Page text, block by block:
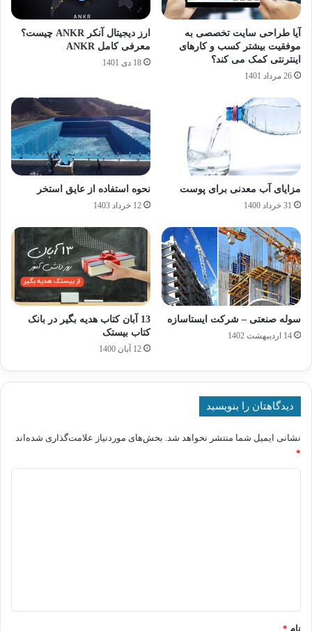
آیا طراحی سایت تخصصی به
موفقیت بیشتر کسب و کارهای
اینترنتی کمک می کند؟
26 مرداد 1401
ارز دیجیتال آنکر ANKR چیست؟
معرفی کامل ANKR
18 دی 1401
مزایای آب معدنی برای پوست
31 خرداد 1400
نحوه استفاده از عایق استخر
12 خرداد 1403
سوله صنعتی – شرکت ایستاسازه
14 اردیبهشت 1402
13 آبان کتاب هدیه بگیر در بانک
کتاب بیستک
12 آبان 1400
دیدگاهتان را بنویسید
نشانی ایمیل شما منتشر نخواهد شد. بخش‌های موردنیاز علامت‌گذاری شده‌اند
*
نام *